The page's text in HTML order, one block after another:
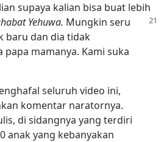
supaya kalian bisa buat lebih
Yehuwa. Mungkin seru
baru dan dia tidak
mamanya. Kami suka
seluruh video ini,
komentar naratornya.
di sidangnya yang terdiri
anak yang kebanyakan